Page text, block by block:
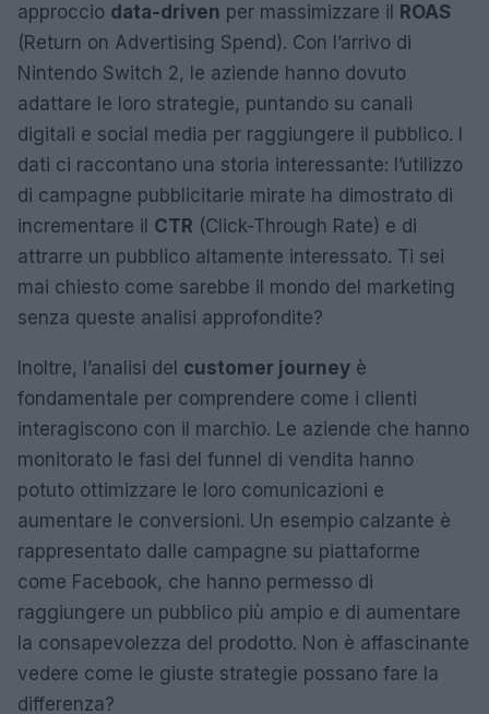
approccio data-driven per massimizzare il
ROAS
(Return on Advertising Spend). Con l’arrivo di
Nintendo Switch 2, le aziende hanno dovuto
adattare le loro strategie, puntando su canali
digitali e social media per raggiungere il pubblico. I
dati ci raccontano una storia interessante: l’utilizzo
di campagne pubblicitarie mirate ha dimostrato di
incrementare il CTR (Click-Through Rate) e di
attrarre un pubblico altamente interessato. Ti sei
mai chiesto come sarebbe il mondo del marketing
senza queste analisi approfondite?
Inoltre, l’analisi del customer journey è
fondamentale per comprendere come i clienti
interagiscono con il marchio. Le aziende che hanno
monitorato le fasi del funnel di vendita hanno
potuto ottimizzare le loro comunicazioni e
aumentare le conversioni. Un esempio calzante è
rappresentato dalle campagne su piattaforme
come Facebook, che hanno permesso di
raggiungere un pubblico più ampio e di aumentare
la consapevolezza del prodotto. Non è affascinante
vedere come le giuste strategie possano fare la
differenza?